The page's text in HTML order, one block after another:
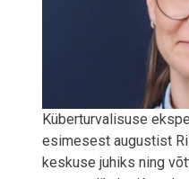
Küberturvalisuse
esimesest augustist
keskuse juhiks ning